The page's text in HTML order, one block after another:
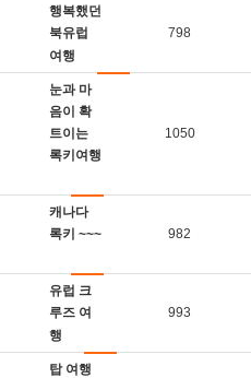
행복했던
북유럽
여행
798
눈과 마
음이 확
트이는
록키여행
1050
캐나다
록키 ~~~
982
유럽 크
루즈 여
행
993
탑 여행